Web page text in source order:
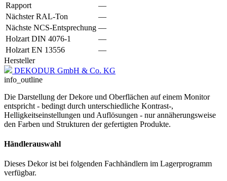
Rapport
—
Nächster RAL-Ton
—
Nächste NCS-Entsprechung —
Holzart DIN 4076-1
—
Holzart EN 13556
—
Hersteller
DEKODUR GmbH & Co. KG
info_outline
Die Darstellung der Dekore und Oberflächen auf einem Monitor
entspricht - bedingt durch unterschiedliche Kontrast-,
Helligkeitseinstellungen und Auflösungen - nur annäherungsweise
den Farben und Strukturen der gefertigten Produkte.
Händlerauswahl
Dieses Dekor ist bei folgenden Fachhändlern im Lagerprogramm
verfügbar.